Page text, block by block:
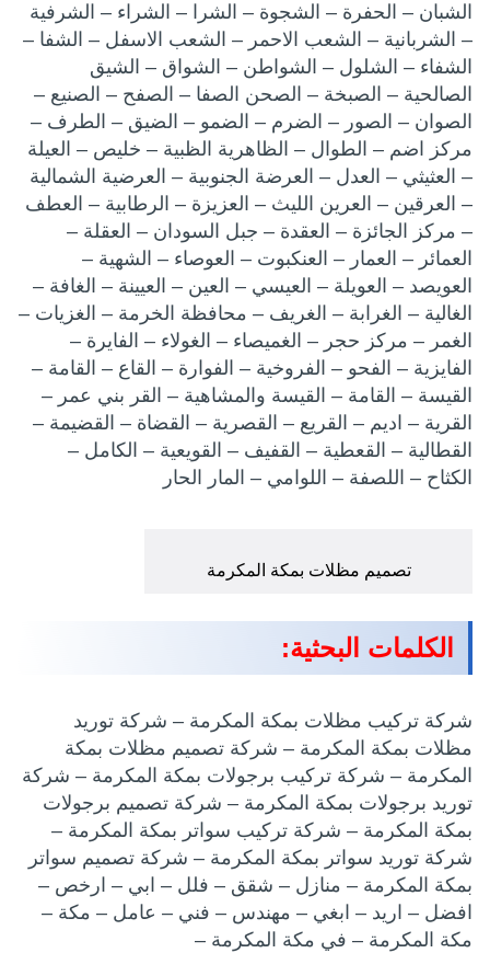
الشبان – الحفرة – الشجوة – الشرا – الشراء – الشرفية
– الشربانية – الشعب الاحمر – الشعب الاسفل – الشفا –
الشفاء – الشلول – الشواطن – الشواق – الشيق
الصالحية – الصبخة – الصحن الصفا – الصفح – الصنيع –
الصوان – الصور – الضرم – الضمو – الضيق – الطرف –
مركز اضم – الطوال – الظاهرية الظبية – خليص – العيلة
– العثيثي – العدل – العرضة الجنوبية – العرضية الشمالية
– العرقين – العرين الليث – العزيزة – الرطابية – العطف
– مركز الجائزة – العقدة – جبل السودان – العقلة –
العمائر – العمار – العنكبوت – العوصاء – الشهية –
العويصد – العويلة – العيسي – العين – العيينة – الغافة –
الغالية – الغرابة – الغريف – محافظة الخرمة – الغزيات –
الغمر – مركز حجر – الغميصاء – الغولاء – الفايرة –
الفايزية – الفحو – الفروخية – الفوارة – القاع – القامة –
القيسة – القامة – القيسة والمشاهية – القر بني عمر –
القرية – اديم – القريع – القصرية – القضاة – القضيمة –
القطالية – القعطية – القفيف – القويعية – الكامل –
الكثاح – اللصفة – اللوامي – المار الحار
تصميم مظلات بمكة المكرمة
الكلمات البحثية:
شركة تركيب مظلات بمكة المكرمة – شركة توريد
مظلات بمكة المكرمة – شركة تصميم مظلات بمكة
المكرمة – شركة تركيب برجولات بمكة المكرمة – شركة
توريد برجولات بمكة المكرمة – شركة تصميم برجولات
بمكة المكرمة – شركة تركيب سواتر بمكة المكرمة –
شركة توريد سواتر بمكة المكرمة – شركة تصميم سواتر
بمكة المكرمة – منازل – شقق – فلل – ابي – ارخص –
افضل – اريد – ابغي – مهندس – فني – عامل – مكة –
مكة المكرمة – في مكة المكرمة –